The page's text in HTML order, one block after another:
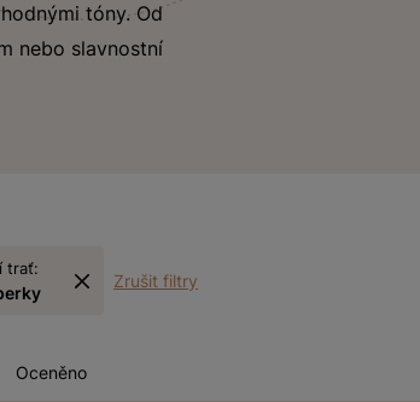
tóny. Od
nebo slavnostní
trať:
Zrušit filtry
Oceněno